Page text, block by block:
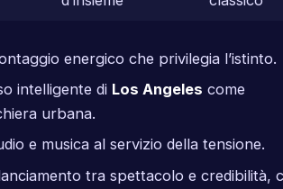
energico che privilegia l’istinto.
intelligente di Los Angeles come
urbana.
e musica al servizio della tensione.
tra spettacolo e credibilità,